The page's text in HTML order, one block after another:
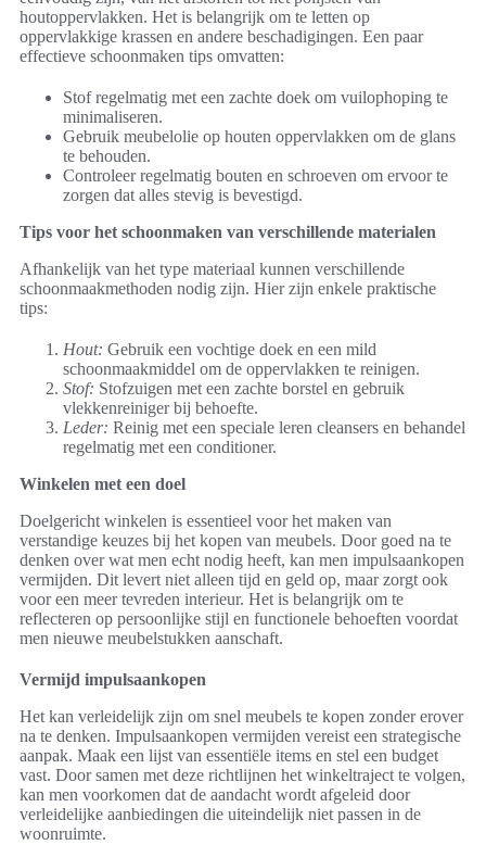
houtoppervlakken. Het is belangrijk om te letten op
oppervlakkige krassen en andere beschadigingen. Een paar
effectieve schoonmaken tips omvatten:
Stof regelmatig met een zachte doek om vuilophoping te
minimaliseren.
Gebruik meubelolie op houten oppervlakken om de glans
te behouden.
Controleer regelmatig bouten en schroeven om ervoor te
zorgen dat alles stevig is bevestigd.
Tips voor het schoonmaken van verschillende materialen
Afhankelijk van het type materiaal kunnen verschillende
schoonmaakmethoden nodig zijn. Hier zijn enkele praktische
tips:
Hout: Gebruik een vochtige doek en een mild
schoonmaakmiddel om de oppervlakken te reinigen.
Stof: Stofzuigen met een zachte borstel en gebruik
vlekkenreiniger bij behoefte.
Leder: Reinig met een speciale leren cleansers en behandel
regelmatig met een conditioner.
Winkelen met een doel
Doelgericht winkelen is essentieel voor het maken van
verstandige keuzes bij het kopen van meubels. Door goed na te
denken over wat men echt nodig heeft, kan men impulsaankopen
vermijden. Dit levert niet alleen tijd en geld op, maar zorgt ook
voor een meer tevreden interieur. Het is belangrijk om te
reflecteren op persoonlijke stijl en functionele behoeften voordat
men nieuwe meubelstukken aanschaft.
Vermijd impulsaankopen
Het kan verleidelijk zijn om snel meubels te kopen zonder erover
na te denken. Impulsaankopen vermijden vereist een strategische
aanpak. Maak een lijst van essentiële items en stel een budget
vast. Door samen met deze richtlijnen het winkeltraject te volgen,
kan men voorkomen dat de aandacht wordt afgeleid door
verleidelijke aanbiedingen die uiteindelijk niet passen in de
woonruimte.